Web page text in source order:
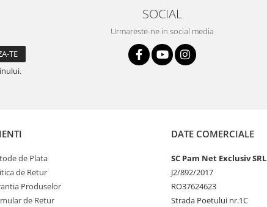
SOCIAL
Urmareste-ne in social media
de Plata
de Retur
Produselor
de Retur
DATE COMERCIALE
SC Pam Net Exclusiv SRL
J2/892/2017
RO37624623
Strada Poetului nr.1C